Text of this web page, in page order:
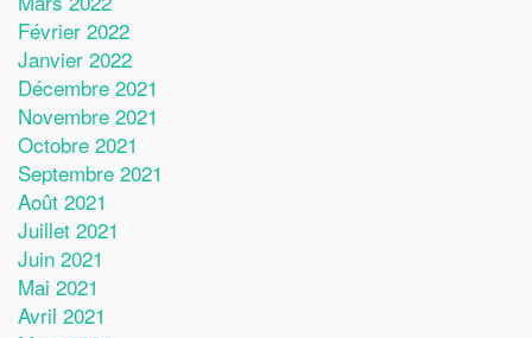
Février 2022
Janvier 2022
Décembre 2021
Novembre 2021
Octobre 2021
Septembre 2021
Août 2021
Juillet 2021
Juin 2021
Mai 2021
Avril 2021